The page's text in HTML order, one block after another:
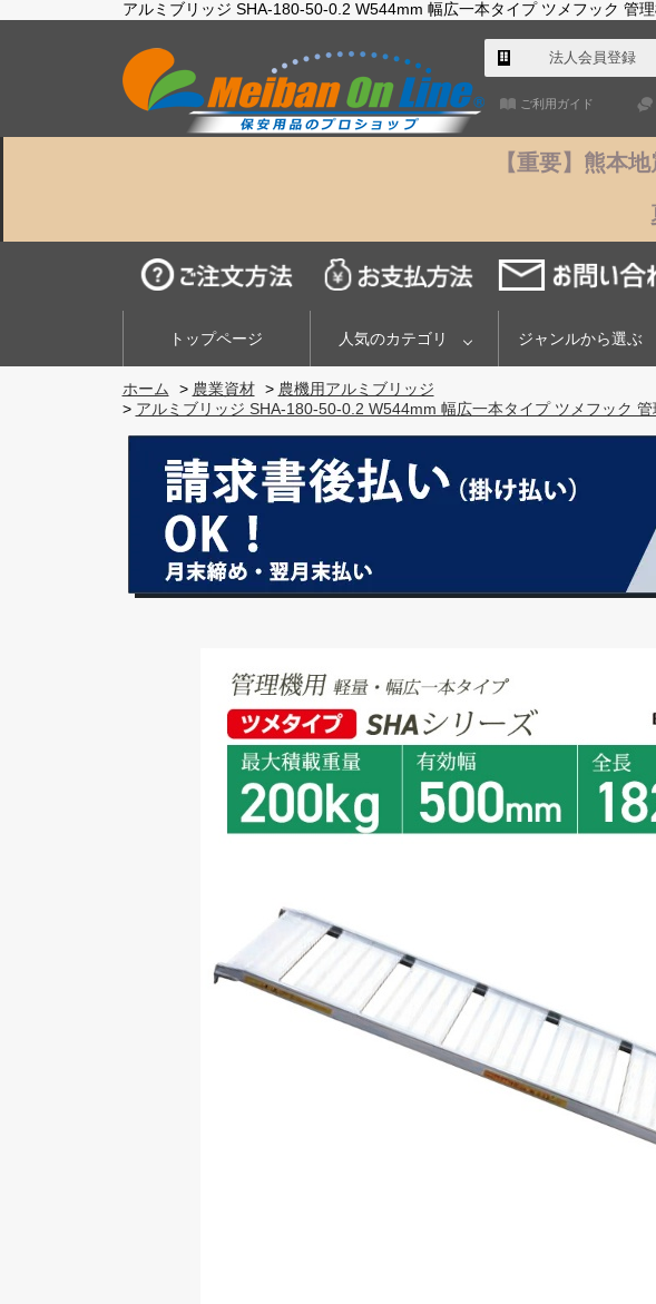
アルミブリッジ SHA-180-50-0.2 W544mm 幅広一本タイプ ツメフック 管
法人会員登録
ご利用ガイド
【重要】熊本
トップページ 人気のカテゴリ ジャンルから選ぶ
ホーム > 農業資材 > 農機用アルミブリッジ
> アルミブリッジ SHA-180-50-0.2 W544mm 幅広一本タイプ ツメフック